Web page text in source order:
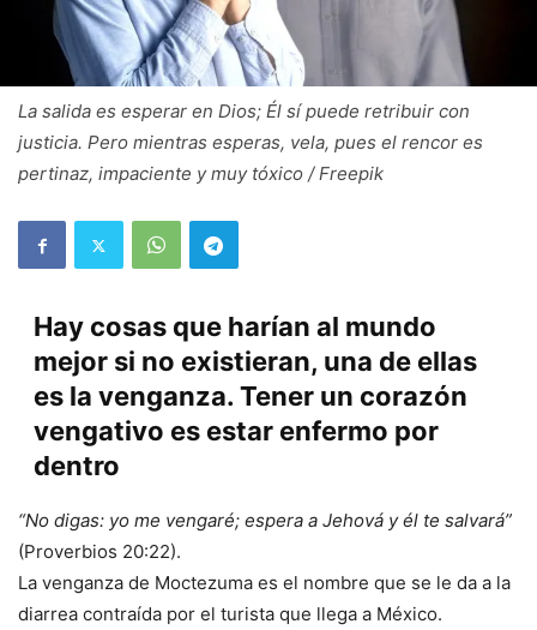
La salida es esperar en Dios; Él sí puede retribuir con
justicia. Pero mientras esperas, vela, pues el rencor es
pertinaz, impaciente y muy tóxico / Freepik
Hay cosas que harían al mundo
mejor si no existieran, una de ellas
es la venganza. Tener un corazón
vengativo es estar enfermo por
dentro
“No digas: yo me vengaré; espera a Jehová y él te salvará”
(Proverbios 20:22).
La venganza de Moctezuma es el nombre que se le da a la
diarrea contraída por el turista que llega a México.